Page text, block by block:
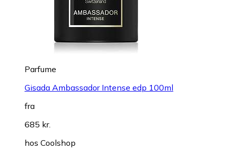
Parfume
Gisada Ambassador Intense edp 100ml
fra
685 kr.
hos Coolshop